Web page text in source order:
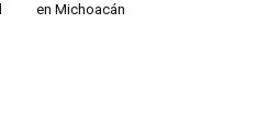
en Michoacán